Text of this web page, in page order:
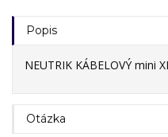
Popis
NEUTRIK KÁBELOVÝ mini
Otázka